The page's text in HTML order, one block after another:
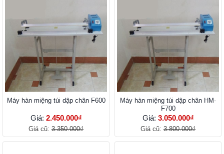
Máy hàn miệng túi dập chân F600
Giá: 2.450.000₫
Giá cũ: 3.350.000₫
Máy hàn miệng túi dập chân HM-
F700
Giá: 3.050.000₫
Giá cũ: 3.800.000₫